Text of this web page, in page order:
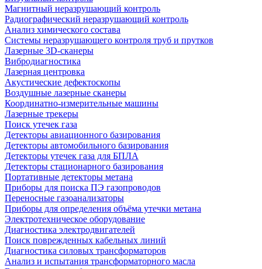
Магнитный неразрушающий контроль
Радиографический неразрушающий контроль
Анализ химического состава
Системы неразрушающего контроля труб и прутков
Лазерные 3D-сканеры
Вибродиагностика
Лазерная центровка
Акустические дефектоскопы
Воздушные лазерные сканеры
Координатно-измерительные машины
Лазерные трекеры
Поиск утечек газа
Детекторы авиационного базирования
Детекторы автомобильного базирования
Детекторы утечек газа для БПЛА
Детекторы стационарного базирования
Портативные детекторы метана
Приборы для поиска ПЭ газопроводов
Переносные газоанализаторы
Приборы для определения объёма утечки метана
Электротехническое оборудование
Диагностика электродвигателей
Поиск поврежденных кабельных линий
Диагностика силовых трансформаторов
Анализ и испытания трансформаторного масла